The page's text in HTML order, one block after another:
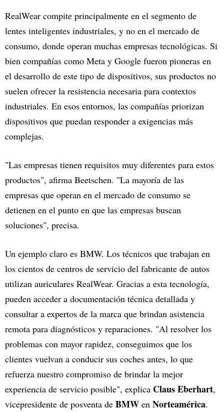
RealWear compite principalmente en el segmento de
lentes inteligentes industriales, y no en el mercado de
consumo, donde operan muchas empresas tecnológicas. Si
bien compañías como Meta y Google fueron pioneras en
el desarrollo de este tipo de dispositivos, sus productos no
suelen ofrecer la resistencia necesaria para contextos
industriales. En esos entornos, las compañías priorizan
dispositivos que puedan responder a exigencias más
complejas.
"Las empresas tienen requisitos muy diferentes para estos
productos", afirma Beetschen. "La mayoría de las
empresas que operan en el mercado de consumo se
detienen en el punto en que las empresas buscan
soluciones", precisa.
Un ejemplo claro es BMW. Los técnicos que trabajan en
los cientos de centros de servicio del fabricante de autos
utilizan auriculares RealWear. Gracias a esta tecnología,
pueden acceder a documentación técnica detallada y
consultar a expertos de la marca que brindan asistencia
remota para diagnósticos y reparaciones. "Al resolver los
problemas con mayor rapidez, conseguimos que los
clientes vuelvan a conducir sus coches antes, lo que
refuerza nuestro compromiso de brindar la mejor
experiencia de servicio posible", explica Claus Eberhart,
vicepresidente de posventa de BMW en Norteamérica.